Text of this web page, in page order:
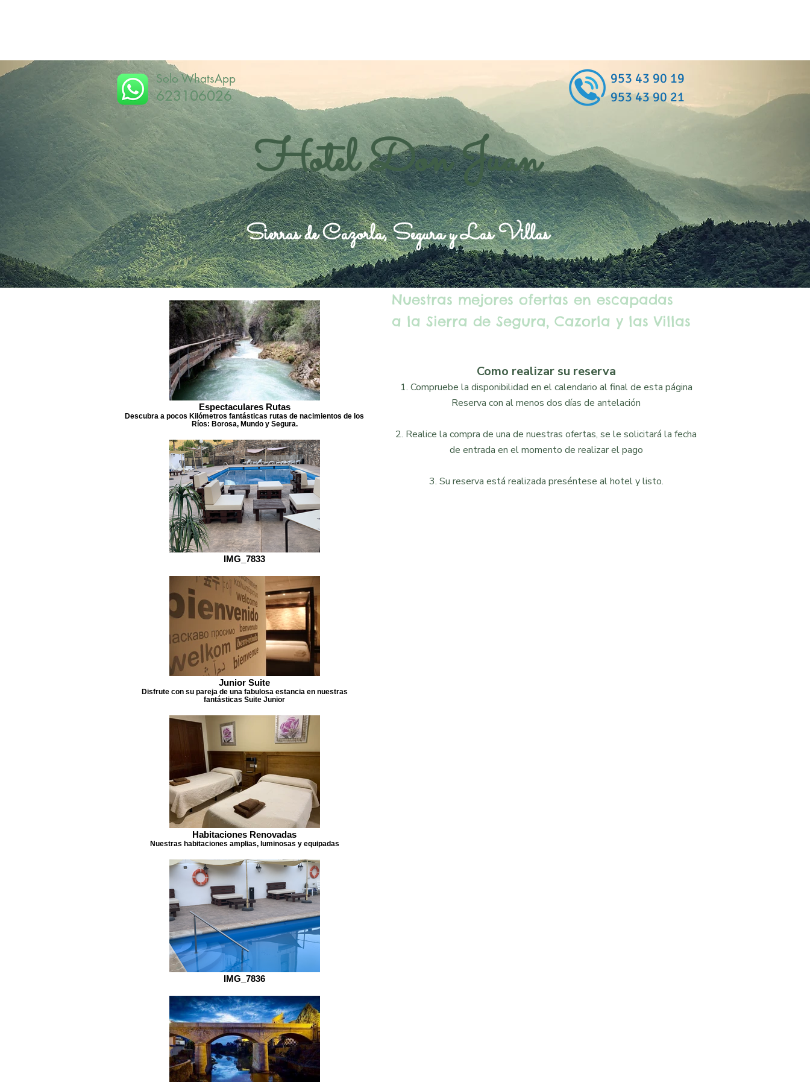
Espectaculares Rutas
Descubra a pocos Kilómetros fantásticas rutas de nacimientos de los
Ríos: Borosa, Mundo y Segura.
IMG_7833
Junior Suite
Disfrute con su pareja de una fabulosa estancia en nuestras
fantásticas Suite Junior
Habitaciones Renovadas
Nuestras habitaciones amplias, luminosas y equipadas
IMG_7836
Nuestras mejores ofertas en escapadas
a la Sierra de Segura, Cazorla y las Villas
Como realizar su reserva
1. Compruebe la disponibilidad en el calendario al final de esta página
Reserva con al menos dos días de antelación
2. Realice la compra de una de nuestras ofertas, se le solicitará la fecha
de entrada en el momento de realizar el pago
3. Su reserva está realizada preséntese al hotel y listo.
Solo WhatsApp
623106026
953 43 90 19
953 43 90 21
Hotel Don Juan
Sierras de Cazorla, Segura y Las Villas